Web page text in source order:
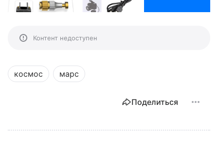
Контент недоступен
космос марс
Поделиться